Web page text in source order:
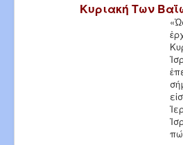
Κυριακή Των